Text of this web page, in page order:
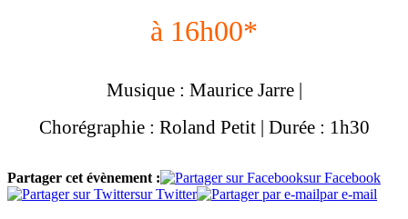
à 16h00*
Musique : Maurice Jarre |
Chorégraphie : Roland Petit | Durée : 1h30
Partager cet évènement :
sur Facebook
sur Twitter
par e-mail